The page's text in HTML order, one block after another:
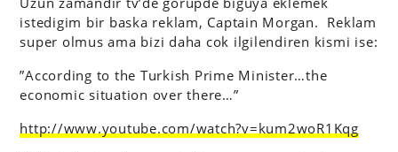
istedigim bir baska reklam, Captain Morgan. Reklam
super olmus ama bizi daha cok ilgilendiren kismi ise:
”According to the Turkish Prime Minister…the
economic situation over there…”
http://www.youtube.com/watch?v=kum2woR1Kqg